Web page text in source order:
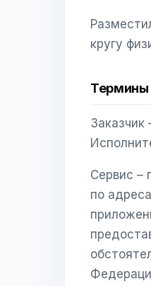
кругу
Термины
Сервис –
по